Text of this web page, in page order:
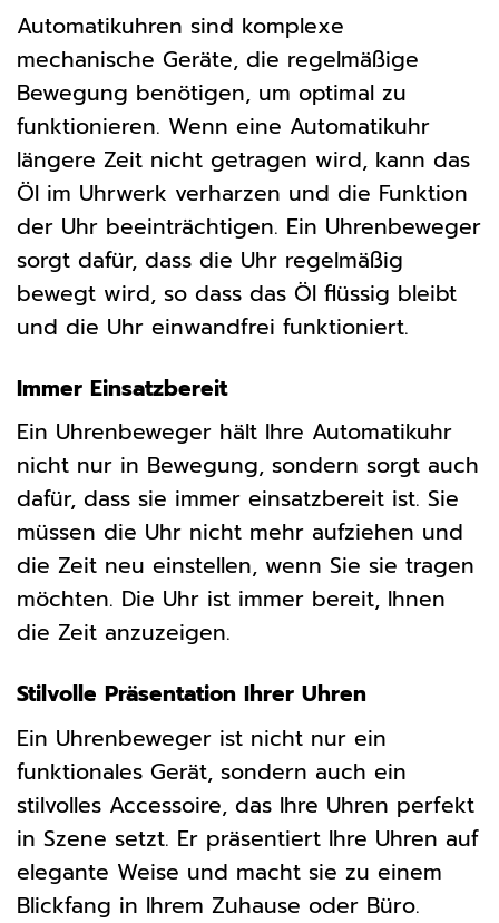
Automatikuhren sind komplexe
mechanische Geräte, die regelmäßige
Bewegung benötigen, um optimal zu
funktionieren. Wenn eine Automatikuhr
längere Zeit nicht getragen wird, kann das
Öl im Uhrwerk verharzen und die Funktion
der Uhr beeinträchtigen. Ein Uhrenbeweger
sorgt dafür, dass die Uhr regelmäßig
bewegt wird, so dass das Öl flüssig bleibt
und die Uhr einwandfrei funktioniert.
Immer Einsatzbereit
Ein Uhrenbeweger hält Ihre Automatikuhr
nicht nur in Bewegung, sondern sorgt auch
dafür, dass sie immer einsatzbereit ist. Sie
müssen die Uhr nicht mehr aufziehen und
die Zeit neu einstellen, wenn Sie sie tragen
möchten. Die Uhr ist immer bereit, Ihnen
die Zeit anzuzeigen.
Stilvolle Präsentation Ihrer Uhren
Ein Uhrenbeweger ist nicht nur ein
funktionales Gerät, sondern auch ein
stilvolles Accessoire, das Ihre Uhren perfekt
in Szene setzt. Er präsentiert Ihre Uhren auf
elegante Weise und macht sie zu einem
Blickfang in Ihrem Zuhause oder Büro.